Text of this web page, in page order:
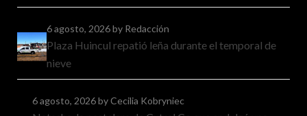
6 agosto, 2026by Redacción
Plaza Huincul repatió leña durante el temporal de
nieve
6 agosto, 2026by Cecilia Kobryniec